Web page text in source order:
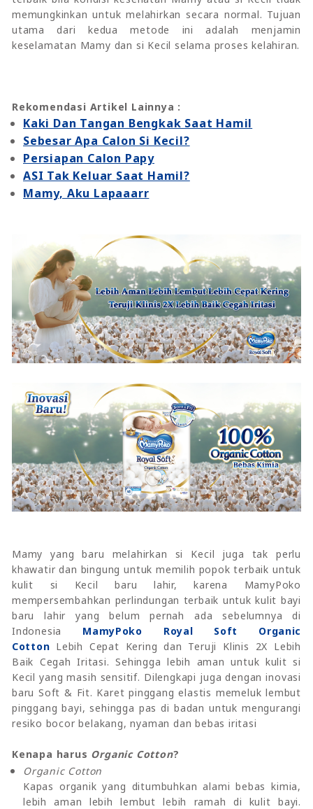
memungkinkan untuk melahirkan secara normal. Tujuan
utama dari kedua metode ini adalah menjamin
keselamatan Mamy dan si Kecil selama proses kelahiran.
Rekomendasi Artikel Lainnya :
Kaki Dan Tangan Bengkak Saat Hamil
Sebesar Apa Calon Si Kecil?
Persiapan Calon Papy
ASI Tak Keluar Saat Hamil?
Mamy, Aku Lapaaarr
Mamy yang baru melahirkan si Kecil juga tak perlu
khawatir dan bingung untuk memilih popok terbaik untuk
kulit si Kecil baru lahir, karena MamyPoko
mempersembahkan perlindungan terbaik untuk kulit bayi
baru lahir yang belum pernah ada sebelumnya di
Indonesia MamyPoko Royal Soft Organic
Cotton Lebih Cepat Kering dan Teruji Klinis 2X Lebih
Baik Cegah Iritasi. Sehingga lebih aman untuk kulit si
Kecil yang masih sensitif. Dilengkapi juga dengan inovasi
baru Soft & Fit. Karet pinggang elastis memeluk lembut
pinggang bayi, sehingga pas di badan untuk mengurangi
resiko bocor belakang, nyaman dan bebas iritasi
Kenapa harus Organic Cotton?
Organic Cotton
Kapas organik yang ditumbuhkan alami bebas kimia,
lebih aman lebih lembut lebih ramah di kulit bayi.